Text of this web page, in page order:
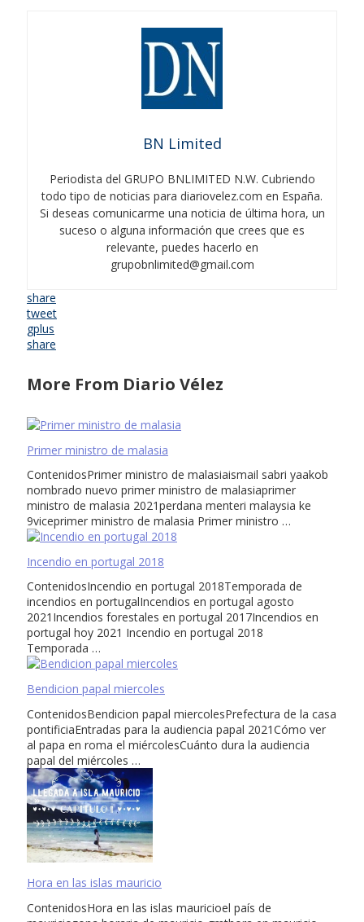
BN Limited
Periodista del GRUPO BNLIMITED N.W. Cubriendo
todo tipo de noticias para diariovelez.com en España.
Si deseas comunicarme una noticia de última hora, un
suceso o alguna información que crees que es
relevante, puedes hacerlo en
grupobnlimited@gmail.com
share
tweet
gplus
share
More From Diario Vélez
Primer ministro de malasia
ContenidosPrimer ministro de malasiaismail sabri yaakob
nombrado nuevo primer ministro de malasiaprimer
ministro de malasia 2021perdana menteri malaysia ke
9viceprimer ministro de malasia Primer ministro …
Incendio en portugal 2018
ContenidosIncendio en portugal 2018Temporada de
incendios en portugalIncendios en portugal agosto
2021Incendios forestales en portugal 2017Incendios en
portugal hoy 2021 Incendio en portugal 2018
Temporada …
Bendicion papal miercoles
ContenidosBendicion papal miercolesPrefectura de la casa
pontificiaEntradas para la audiencia papal 2021Cómo ver
al papa en roma el miércolesCuánto dura la audiencia
papal del miércoles …
Hora en las islas mauricio
ContenidosHora en las islas mauricioel país de